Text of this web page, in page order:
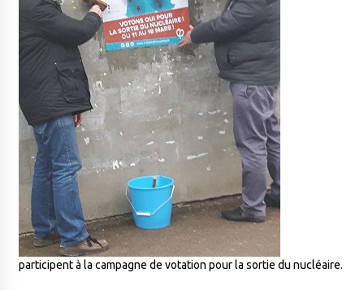
participent à la campagne de votation pour la sortie du nucléaire.